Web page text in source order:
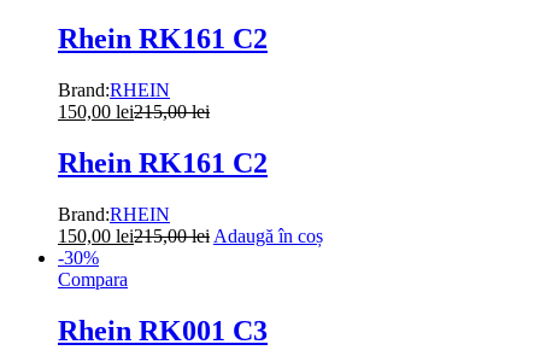
Rhein RK161 C2
Brand:RHEIN
150,00 lei215,00lei
Rhein RK161 C2
Brand:RHEIN
150,00 lei215,00lei Adaugă în coș
-30%
Compara
Rhein RK001 C3